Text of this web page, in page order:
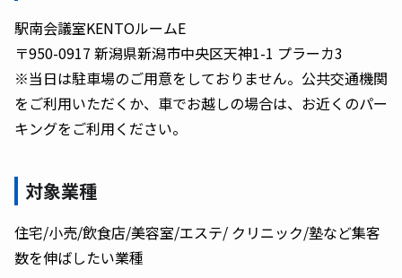
駅南会議室KENTOルームE
〒950-0917 新潟県新潟市中央区天神1-1 プラーカ3
※当日は駐車場のご用意をしておりません。公共交通機関
をご利用いただくか、車でお越しの場合は、お近くのパー
キングをご利用ください。
対象業種
住宅/小売/飲食店/美容室/エステ/ クリニック/塾など集客
数を伸ばしたい業種